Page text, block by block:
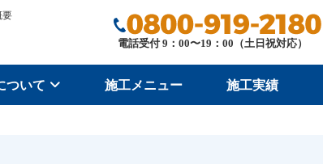
要
電話受付 9：00〜19：00（土日祝対応）
ついて 施工メニュー 施工実績